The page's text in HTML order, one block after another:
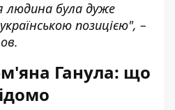
була дуже
позицією", –
Ганула: що